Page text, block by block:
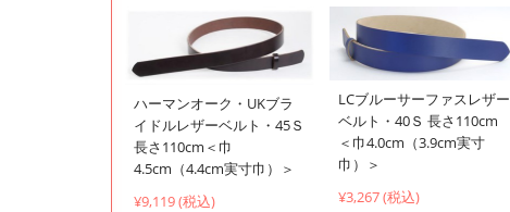
ハーマンオーク・UKブラ
イドルレザーベルト・45Ｓ
長さ110cm＜巾
4.5cm（4.4cm実寸巾）＞
¥9,119 (税込)
LCブルーサーファスレザー
ベルト・40Ｓ 長さ110cm
＜巾4.0cm（3.9cm実寸
巾）＞
¥3,267 (税込)